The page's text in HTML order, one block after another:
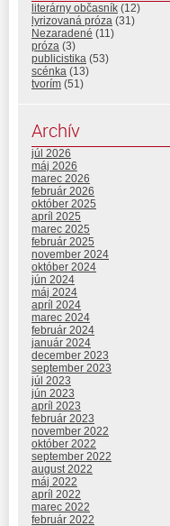
literárny občasník (12)
lyrizovaná próza (31)
Nezaradené (11)
próza (3)
publicistika (53)
scénka (13)
tvorím (51)
Archív
júl 2026
máj 2026
marec 2026
február 2026
október 2025
apríl 2025
marec 2025
február 2025
november 2024
október 2024
jún 2024
máj 2024
apríl 2024
marec 2024
február 2024
január 2024
december 2023
september 2023
júl 2023
jún 2023
apríl 2023
február 2023
november 2022
október 2022
september 2022
august 2022
máj 2022
apríl 2022
marec 2022
február 2022